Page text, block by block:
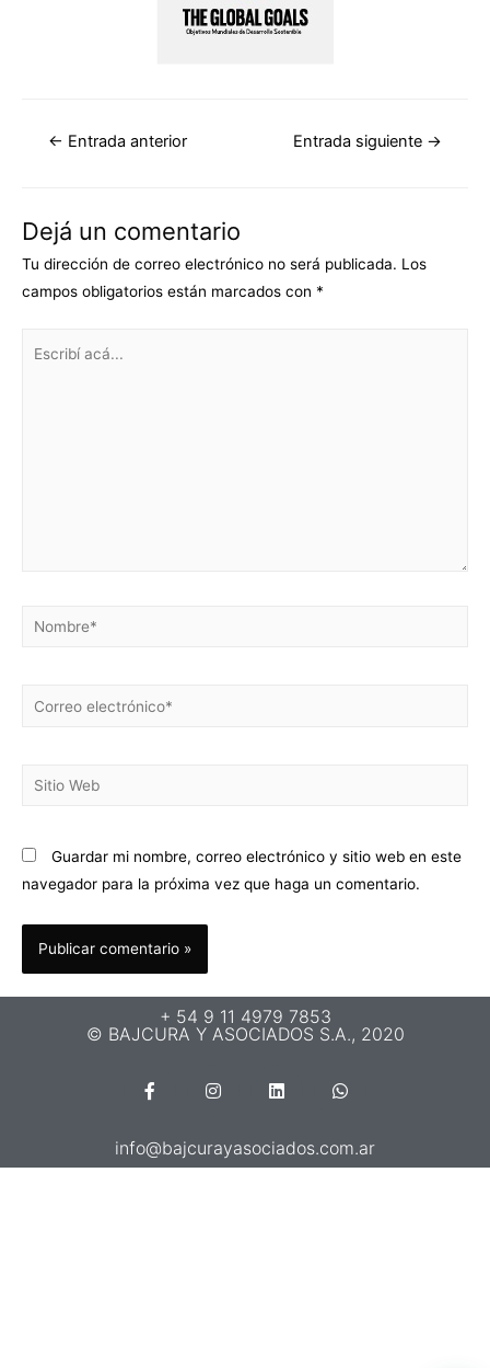
← Entrada anterior Entrada siguiente →
Dejá un comentario
Tu dirección de correo electrónico no será publicada. Los
campos obligatorios están marcados con *
Guardar mi nombre, correo electrónico y sitio web en este
navegador para la próxima vez que haga un comentario.
+ 54 9 11 4979 7853
© BAJCURA Y ASOCIADOS S.A., 2020
info@bajcurayasociados.com.ar